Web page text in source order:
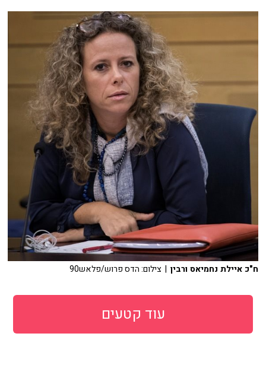
ח"כ איילת נחמיאס ורבין | צילום: הדס פרוש/פלאש90
עוד קטעים